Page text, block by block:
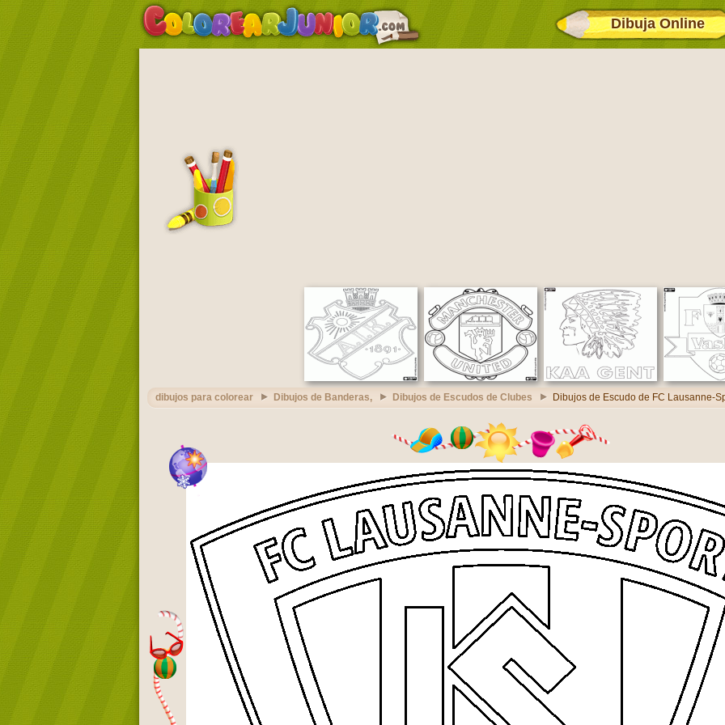
Dibuja Online
dibujos para colorear Dibujos de Banderas, Dibujos de Escudos de Clubes Dibujos de Escudo de FC Lausanne-